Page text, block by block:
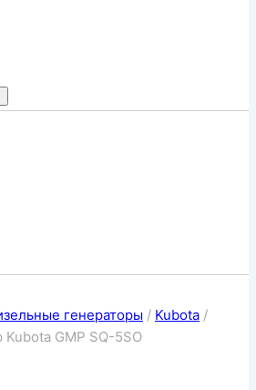
генераторы / Kubota /
GMP SQ-5SO